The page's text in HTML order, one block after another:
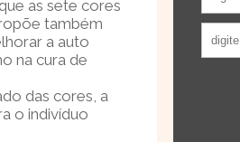
as sete cores
também
a auto
na cura de
das cores, a
o indivíduo